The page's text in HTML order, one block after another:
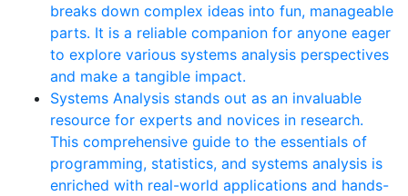
breaks down complex ideas into fun, manageable
parts. It is a reliable companion for anyone eager
to explore various systems analysis perspectives
and make a tangible impact.
Systems Analysis stands out as an invaluable
resource for experts and novices in research.
This comprehensive guide to the essentials of
programming, statistics, and systems analysis is
enriched with real-world applications and hands-